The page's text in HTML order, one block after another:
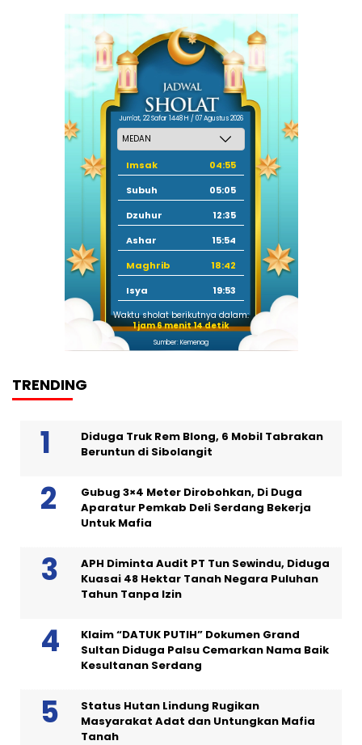
Jum'at, 22 Safar 1448 H / 07 Agustus 2026
Imsak
04:55
Subuh
05:05
Dzuhur
12:35
Ashar
15:54
Maghrib
18:42
Isya
19:53
Waktu sholat berikutnya dalam:
1 jam 6 menit 13 detik
Sumber: Kemenag
TRENDING
Diduga Truk Rem Blong, 6 Mobil Tabrakan
Beruntun di Sibolangit
Gubug 3×4 Meter Dirobohkan, Di Duga
Aparatur Pemkab Deli Serdang Bekerja
Untuk Mafia
APH Diminta Audit PT Tun Sewindu, Diduga
Kuasai 48 Hektar Tanah Negara Puluhan
Tahun Tanpa Izin
Klaim “DATUK PUTIH” Dokumen Grand
Sultan Diduga Palsu Cemarkan Nama Baik
Kesultanan Serdang
Status Hutan Lindung Rugikan
Masyarakat Adat dan Untungkan Mafia
Tanah